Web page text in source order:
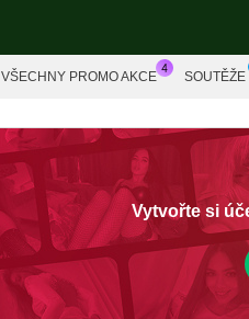
VŠECHNY PROMO AKCE SOUTĚŽE
Vytvořte si